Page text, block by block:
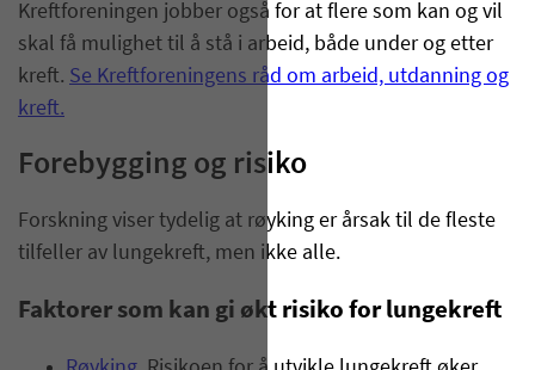
Kreftforeningen jobber også for at flere som kan og vil
skal få mulighet til å stå i arbeid, både under og etter
kreft. Se Kreftforeningens råd om arbeid, utdanning og
kreft.
Forebygging og risiko
Forskning viser tydelig at røyking er årsak til de fleste
tilfeller av lungekreft, men ikke alle.
Faktorer som kan gi økt risiko for lungekreft